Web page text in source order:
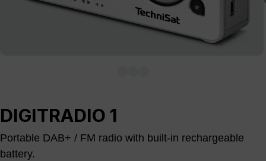
DIGITRADIO 1
Portable DAB+ / FM radio with built-in rechargeable
battery.